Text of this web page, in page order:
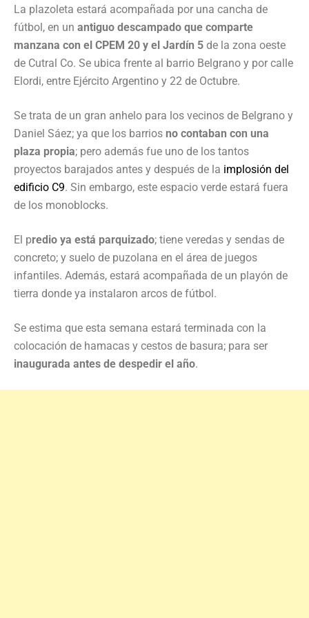
La plazoleta estará acompañada por una cancha de
fútbol, en un antiguo descampado que comparte
manzana con el CPEM 20 y el Jardín 5 de la zona oeste
de Cutral Co. Se ubica frente al barrio Belgrano y por calle
Elordi, entre Ejército Argentino y 22 de Octubre.
Se trata de un gran anhelo para los vecinos de Belgrano y
Daniel Sáez; ya que los barrios no contaban con una
plaza propia; pero además fue uno de los tantos
proyectos barajados antes y después de la implosión del
edificio C9. Sin embargo, este espacio verde estará fuera
de los monoblocks.
El predio ya está parquizado; tiene veredas y sendas de
concreto; y suelo de puzolana en el área de juegos
infantiles. Además, estará acompañada de un playón de
tierra donde ya instalaron arcos de fútbol.
Se estima que esta semana estará terminada con la
colocación de hamacas y cestos de basura; para ser
inaugurada antes de despedir el año.